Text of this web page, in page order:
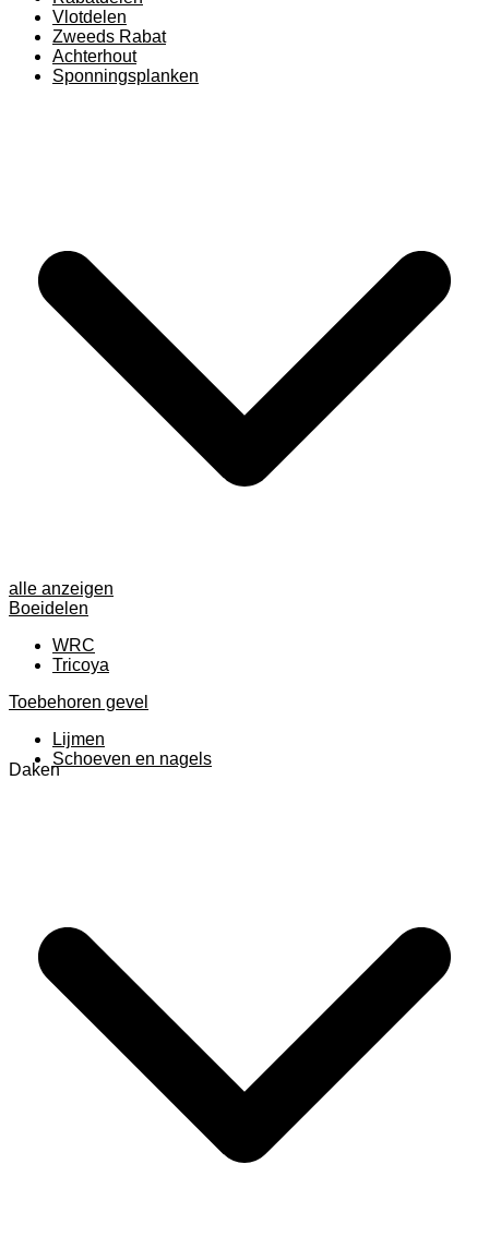
Vlotdelen
Zweeds Rabat
Achterhout
Sponningsplanken
alle anzeigen
Boeidelen
WRC
Tricoya
Toebehoren gevel
Lijmen
Schoeven en nagels
Daken